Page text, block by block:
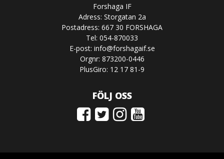
Forshaga IF
Adress: Storgatan 2a
Postadress: 667 30 FORSHAGA
Tel: 054-870033
E-post: info@forshagaif.se
Orgnr: 873200-0446
PlusGiro: 12 17 81-9
FÖLJ OSS